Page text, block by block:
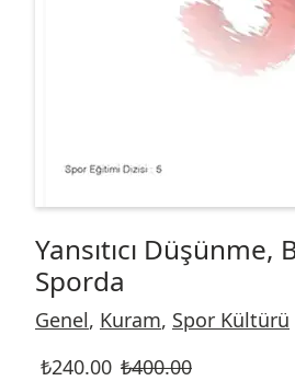
Yansıtıcı
Sporda
Genel, Kuram, Spor Kültürü
₺400.00
₺240.00